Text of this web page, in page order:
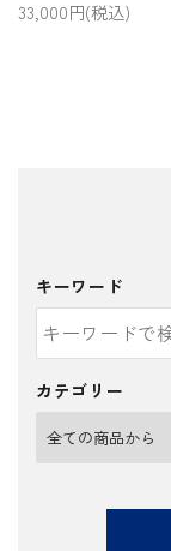
33,000円(税込)
キーワード
カテゴリー